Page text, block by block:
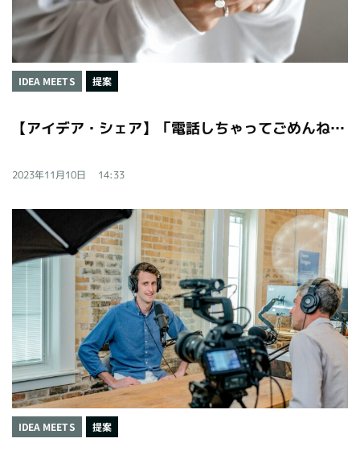
IDEA MEETS 提案
【アイデア・シェア】「電話しちゃってごめんね」をなくすHappy相談室
2023年11月10日 14:33
IDEA MEETS 提案